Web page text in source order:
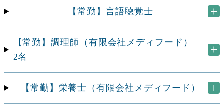
【常勤】言語聴覚士
【常勤】調理師 （有限会社メディフード）
2名
【常勤】栄養士 （有限会社メディフード）